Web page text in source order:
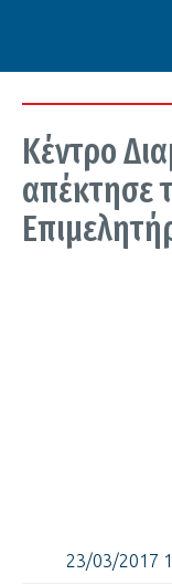
Κέντρο
απέκτησε
23/03/2017